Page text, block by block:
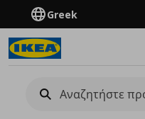
Greek